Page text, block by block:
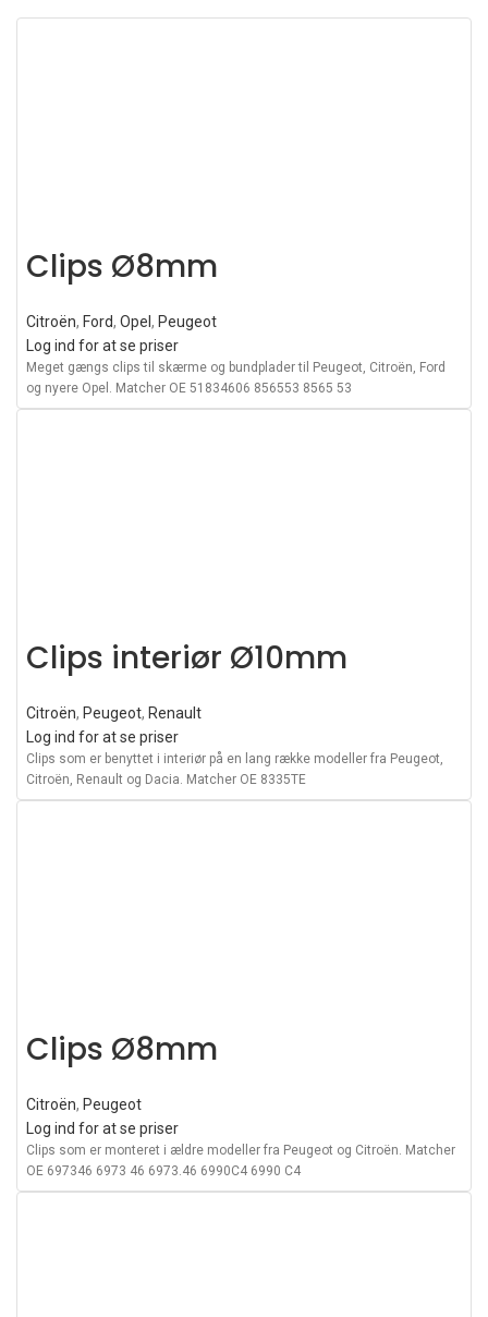
Clips Ø8mm
Citroën, Ford, Opel , Peugeot
Log ind for at se priser
Meget gængs clips til skærme og bundplader til Peugeot, Citroën, Ford
og nyere Opel. Matcher OE 51834606 856553 8565 53
Clips interiør Ø10mm
Citroën, Peugeot, Renault
Log ind for at se priser
Clips som er benyttet i interiør på en lang række modeller fra Peugeot,
Citroën, Renault og Dacia. Matcher OE 8335TE
Clips Ø8mm
Citroën, Peugeot
Log ind for at se priser
Clips som er monteret i ældre modeller fra Peugeot og Citroën. Matcher
OE 697346 6973 46 6973.46 6990C4 6990 C4